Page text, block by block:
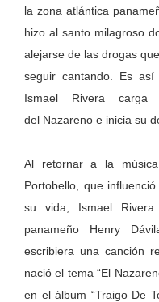
la zona atlántica
hizo al santo milagroso
alejarse de las drogas
seguir cantando. Es
Ismael Rivera
del Nazareno e inicia su
Al retornar a la
Portobello, que
su vida, Ismael
panameño Henry
escribiera una canción
nació el tema “El
en el álbum “Traigo De